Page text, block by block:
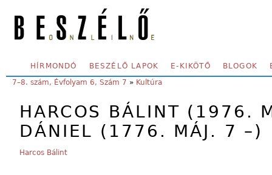
SECONDARY MENU
HÍRMONDÓ BESZÉLŐ LAPOK E-KIKÖTŐ BLOGOK
YOU ARE HERE:
7–8. szám, Évfolyam 6, Szám 7 » Kultúra
HARCOS BÁLINT (1976.
DÁNIEL (1776. MÁJ. 7 –)
Harcos Bálint